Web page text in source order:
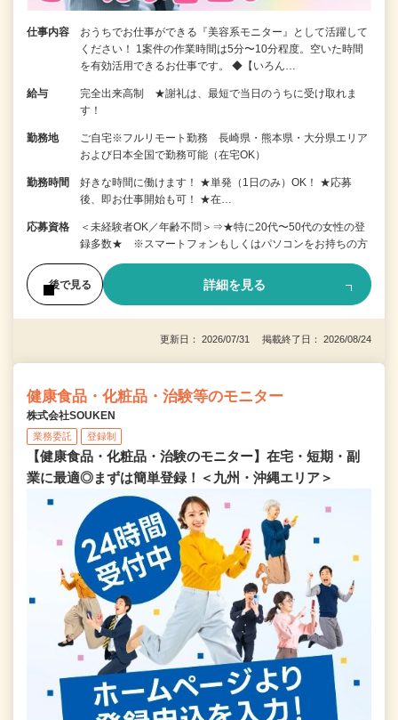
仕事内容
おうちでお仕事ができる『美容系モニター』として活躍して
ください！ 1案件の作業時間は5分〜10分程度。空いた時間
を有効活用できるお仕事です。 ◆【いろん…
給与
完全出来高制 ★謝礼は、最短で当日のうちに受け取れま
す！
勤務地
ご自宅※フルリモート勤務 長崎県・熊本県・大分県エリア
および日本全国で勤務可能（在宅OK）
勤務時間
好きな時間に働けます！ ★単発（1日のみ）OK！ ★応募
後、即お仕事開始も可！ ★在…
応募資格
＜未経験者OK／年齢不問＞⇒★特に20代〜50代の女性の登
録多数★ ※スマートフォンもしくはパソコンをお持ちの方
後で見る 詳細を見る
更新日： 2026/07/31 掲載終了日： 2026/08/24
健康食品・化粧品・治験等のモニター
株式会社SOUKEN
業務委託 登録制
【健康食品・化粧品・治験のモニター】在宅・短期・副
業に最適◎まずは簡単登録！＜九州・沖縄エリア＞